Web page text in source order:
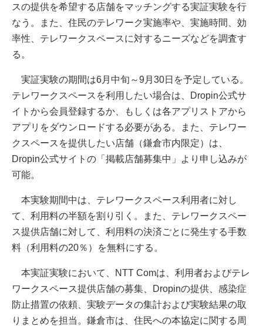
スの提供を希望する店舗をマッチングする実証実験を行
なう。また、住民のテレワーク実施率や、実施時間、効
率性、テレワークスペースに対するニーズなどを調査す
る。
実証実験の期間は6月中旬～9月30日を予定している。
テレワークスペースを利用したい場合は、Dropin公式サ
イトから会員登録するか、もしくは各アプリストアから
アプリをダウンロードする必要がある。また、テレワー
クスペースを提供したい店舗（鎌倉市内限定）は、
Dropin公式サイトの「掲載店舗募集中」より申し込みが
可能。
本実験期間中は、テレワークスペース利用者に対し
て、利用料の半額を割り引く。また、テレワークスペー
ス提供店舗に対して、利用料の決済ごとに発生する手数
料（利用料の20％）を無料にする。
本実証実験において、NTT Comは、利用者およびテレ
ワークスペース提供店舗の募集、Dropinの提供、感染症
防止措置の依頼、実験データの集計および実験結果の取
りまとめを担当。鎌倉市は、住民への本協定に関する周